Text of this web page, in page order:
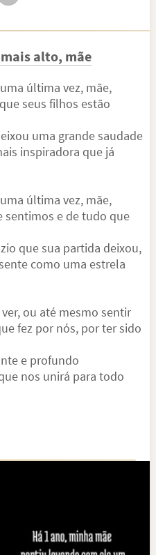
alto, mãe
última vez, mãe,
seus filhos estão
uma grande saudade
inspiradora que já
última vez, mãe,
sentimos e de tudo que
que sua partida deixou,
como uma estrela
ou até mesmo sentir
fez por nós, por ter sido
e profundo
nos unirá para todo